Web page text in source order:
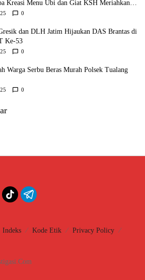
Kreasi Menu Ubi dan Giat KSH Meriahkan
0
dan DLH Jatim Hijaukan DAS Brantas di
Ke-53
0
Warga Serbu Beras Murah Polsek Tualang
0
Indeks Kode Etik
Privacy Policy